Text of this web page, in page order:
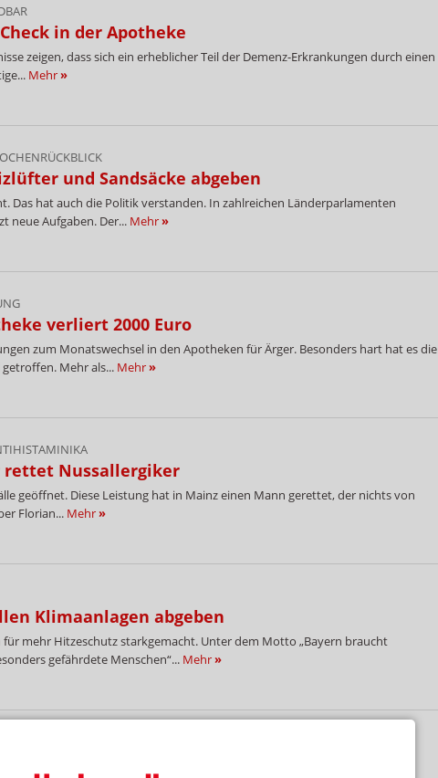
in der Apotheke
zeigen, dass sich ein erheblicher Teil der Demenz-Erkrankungen durch einen
Mehr»
und Sandsäcke abgeben
Das hat auch die Politik verstanden. In zahlreichen Länderparlamenten
neue Aufgaben. Der... Mehr»
verliert 2000 Euro
zum Monatswechsel in den Apotheken für Ärger. Besonders hart hat es die
Mehr als... Mehr»
Nussallergiker
geöffnet. Diese Leistung hat in Mainz einen Mann gerettet, der nichts von
Florian... Mehr»
Klimaanlagen abgeben
für mehr Hitzeschutz starkgemacht. Unter dem Motto „Bayern braucht
gefährdete Menschen“... Mehr»
Handzettel